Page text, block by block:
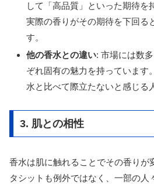
して「高品質」といった期待を
実際の香りがその期待を下回る
す。
他の香水との違い: 市場には数
ぞれ固有の魅力を持っています
水と比べて際立たないと感じる
3. 肌との相性
香水は肌に触れることでその香りが
タシットも例外ではなく、一部の人